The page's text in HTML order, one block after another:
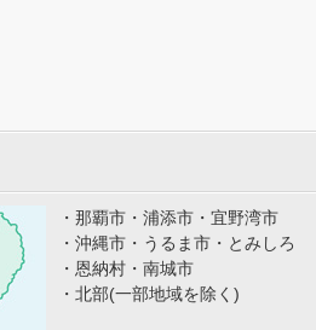
・那覇市・浦添市・宜野湾市
・沖縄市・うるま市・とみしろ
・恩納村・南城市
・北部(一部地域を除く)